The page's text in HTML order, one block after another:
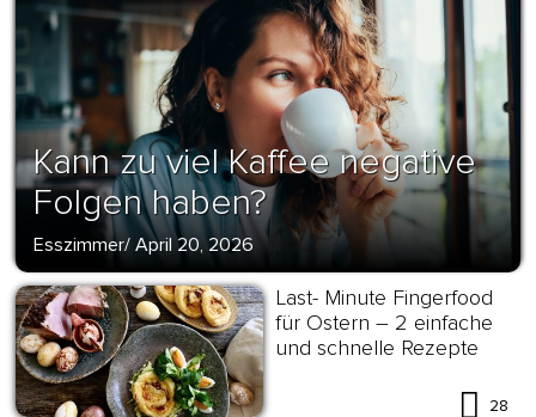
Kann zu viel Kaffee negative
Folgen haben?
Esszimmer/ April 20, 2026
Last- Minute Fingerfood
für Ostern – 2 einfache
und schnelle Rezepte
28